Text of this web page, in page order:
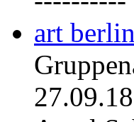
art
27.09.18